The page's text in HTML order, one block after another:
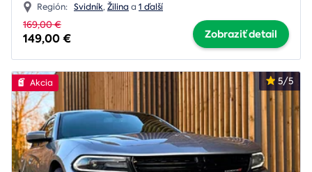
Región: Svidník,Žilina a 1 ďalší
169,00 €
149,00 € Zobraziť detail
5/5
Akcia